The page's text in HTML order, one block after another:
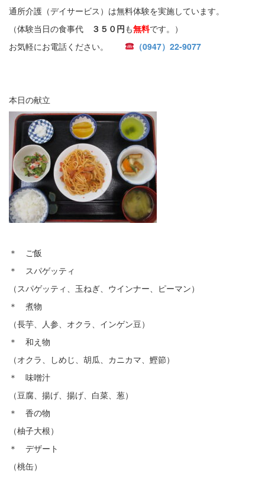
通所介護（デイサービス）は無料体験を実施しています。
（体験当日の食事代
３５０円も無料です。）
お気軽にお電話ください。
（0947）22-9077
本日の献立
＊ ご飯
＊ スパゲッティ
（スパゲッティ、玉ねぎ、ウインナー、ピーマン）
＊ 煮物
（長芋、人参、オクラ、インゲン豆）
＊ 和え物
（オクラ、しめじ、胡瓜、カニカマ、鰹節）
＊ 味噌汁
（豆腐、揚げ、揚げ、白菜、葱）
＊ 香の物
（柚子大根）
＊ デザート
（桃缶）